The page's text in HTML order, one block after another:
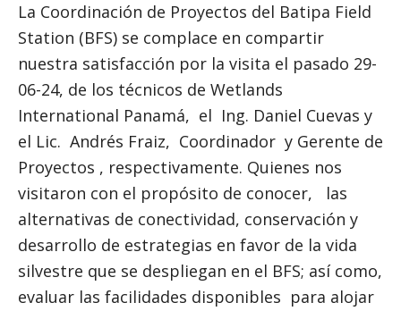
La Coordinación de Proyectos del Batipa Field
Station (BFS) se complace en compartir
nuestra satisfacción por la visita el pasado 29-
06-24, de los técnicos de Wetlands
International Panamá, el Ing. Daniel Cuevas y
el Lic. Andrés Fraiz, Coordinador y Gerente de
Proyectos , respectivamente. Quienes nos
visitaron con el propósito de conocer, las
alternativas de conectividad, conservación y
desarrollo de estrategias en favor de la vida
silvestre que se despliegan en el BFS; así como,
evaluar las facilidades disponibles para alojar